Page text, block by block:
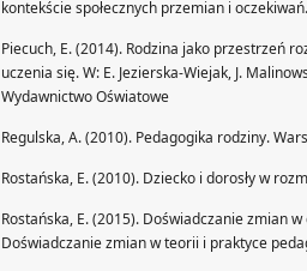
kontekście społecznych przemian i
Piecuch, E. (2014). Rodzina jako przestrzeń
uczenia się. W: E. Jezierska-Wiejak, J.
Wydawnictwo Oświatowe
Regulska, A. (2010). Pedagogika rodziny.
Rostańska, E. (2010). Dziecko i dorosły w
Rostańska, E. (2015). Doświadczanie zmian
Doświadczanie zmian w teorii i praktyce